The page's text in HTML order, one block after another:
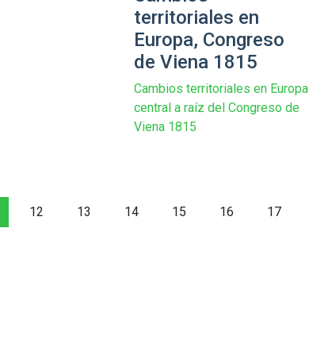
territoriales en
Europa, Congreso
de Viena 1815
Cambios territoriales en Europa
central a raíz del Congreso de
Viena 1815
12 13 14 15 16 17